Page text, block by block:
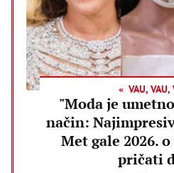
VAU, VAU,
"Moda je
način:
Met gale 2026.
pričati